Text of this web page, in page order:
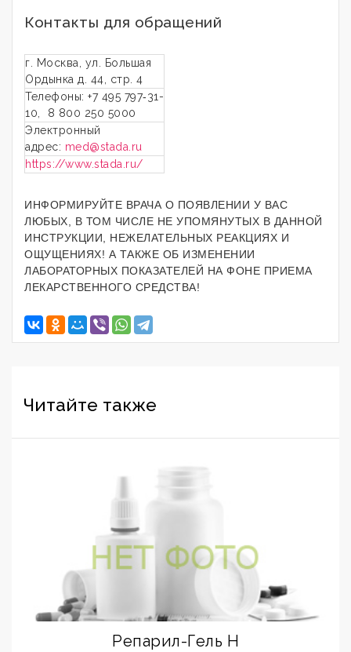
Контакты для обращений
г. Москва, ул. Большая
Ордынка д. 44, стр. 4
Телефоны: +7 495 797‑31-
10, 8 800 250 5000
Электронный
адрес: med@stada.ru
https://www.stada.ru/
ИНФОРМИРУЙТЕ ВРАЧА О ПОЯВЛЕНИИ У ВАС
ЛЮБЫХ, В ТОМ ЧИСЛЕ НЕ УПОМЯНУТЫХ В ДАННОЙ
ИНСТРУКЦИИ, НЕЖЕЛАТЕЛЬНЫХ РЕАКЦИЯХ И
ОЩУЩЕНИЯХ! А ТАКЖЕ ОБ ИЗМЕНЕНИИ
ЛАБОРАТОРНЫХ ПОКАЗАТЕЛЕЙ НА ФОНЕ ПРИЕМА
ЛЕКАРСТВЕННОГО СРЕДСТВА!
Читайте также
Репарил-Гель Н